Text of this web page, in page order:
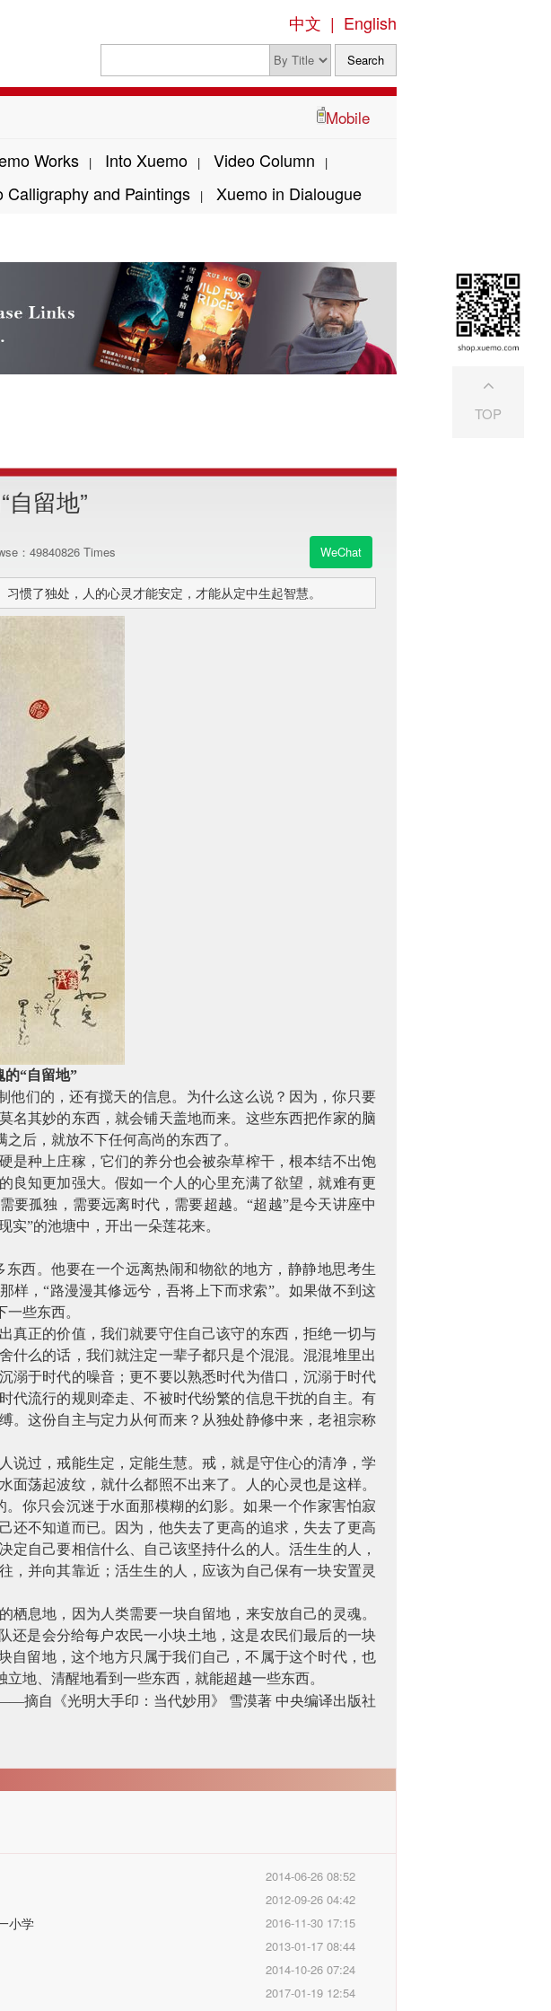
中文 | English
Mobile
Works | Into Xuemo | Video Column |
Calligraphy and Paintings | Xuemo in Dialougue
留地”
： 49840826 Times WeChat
惯了独处，人的心灵才能安定，才能从定中生起智慧。
的“自留地”
们的，还有搅天的信息。为什么这么说？因为，你只要
名其妙的东西，就会铺天盖地而来。这些东西把作家的脑
后，就放不下任何高尚的东西了。
是种上庄稼，它们的养分也会被杂草榨干，根本结不出饱
良知更加强大。假如一个人的心里充满了欲望，就难有更
要孤独，需要远离时代，需要超越。“超越”是今天讲座中
实”的池塘中，开出一朵莲花来。
西。他要在一个远离热闹和物欲的地方，静静地思考生
样，“路漫漫其修远兮，吾将上下而求索”。如果做不到这
些东西。
真正的价值，我们就要守住自己该守的东西，拒绝一切与
什么的话，我们就注定一辈子都只是个混混。混混堆里出
溺于时代的噪音；更不要以熟悉时代为借口，沉溺于时代
代流行的规则牵走、不被时代纷繁的信息干扰的自主。有
。这份自主与定力从何而来？从独处静修中来，老祖宗称
说过，戒能生定，定能生慧。戒，就是守住心的清净，学
荡起波纹，就什么都照不出来了。人的心灵也是这样。
你只会沉迷于水面那模糊的幻影。如果一个作家害怕寂
还不知道而已。因为，他失去了更高的追求，失去了更高
自己要相信什么、自己该坚持什么的人。活生生的人，
，并向其靠近；活生生的人，应该为自己保有一块安置灵
息地，因为人类需要一块自留地，来安放自己的灵魂。
还是会分给每户农民一小块土地，这是农民们最后的一块
自留地，这个地方只属于我们自己，不属于这个时代，也
地、清醒地看到一些东西，就能超越一些东西。
摘自《光明大手印：当代妙用》
雪漠著 中央编译出版社
2014-06-26 08:52
2012-09-26 04:42
小学 2016-11-30 17:15
2013-01-17 08:44
2014-10-26 07:24
2017-01-19 12:54
TOP